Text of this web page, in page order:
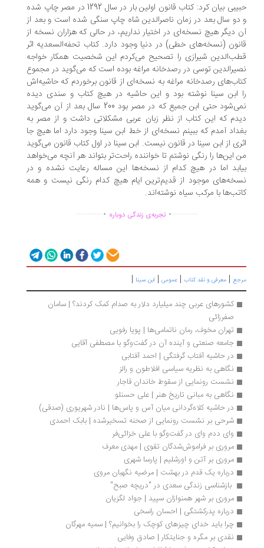
حبیبی بیان کرد: کتاب قانون اولین بار در سال 1292 در مصر چاپ شده
سال بعد در زمان ناصرالدین شاه چاپ سنگی شده است و بعد از
دیگر هیچ نسخه‌ای در اختیار نداریم، در حالی که هزاران نسخه از
(نسخه‌های خطی) در دنیا وجود دارد. کتاب تحفه‌السعدیه اثر
شیرازی را تصحیح می‌کردم این شخصیت همکار خواجه
توسی در رصدخانه مراغه بوده است که می‌گوید در مجموع
رصدخانه مراغه به نسخه‌ای از قانون برخوردم که حاشیه‌اش
ابن سینا نوشته بود و این حاشیه در هیچ کتاب و سندی دیده
نمی‌شود حتی ابن جمیع که در مصر بود 200 سال بعد از آن می‌گوید
که این کتاب از نظر زبان عربی مشکلاتی داشت و از مصر به
آمدم که ببینم نسخه‌ای از خط ابن سینا وجود دارد اما هیچ جا
از ابن سینا در قانون نیست. ابن سینا در اول کتاب قانون می‌گوید
این‌ها را رنگی نوشتم تا خواننده راحت‌تر بتواند هر آنچه می‌خواهد
اما در هیچ کدام از نسخه‌ها این مساله رعایت نشده و در
موجود از قدیم‌ترین ایام هیچ کدام رنگی نیست و همه
با مرکب سیاه نوشته‌اند.
............... .تجربه‌ی زندگی دوباره ...............
معرفی و نقد کتاب|عمومی| ابن سینا |
کشورهای عربی چند میلیارد دلار به صدام کمک کردند؟ | سامان
صفرزائی
تهران مخوف، رمان ناتمامی‌ها | پویا رفویی
جامعه صنعتی و آینده آن در گفت‌وگو با مصطفی آقایی
در حاشیه آفتاب گرفتگی | احمد آفتابی
نگاهی به نظریه سیاسی افلاطون و رالز
نشست رونمایی از سقوط خاندان قاجار
نگاهی به مبانی تاریخ هنر | علی حسنلو
در حاشیه کلاه‌گردانی میان آس‌ و پاس‌ها | نادر شهریوری (صدقی)
شرحی بر نشست رونمایی از صحنه تسخیرشده | بابک احمدی
وای ددم وای در گفت‌وگو با علی خزائی‌فر
مروری بر فراموش‌شدگان تقوی | مهدی معرف
مروری بر آتن و اورشلیم | پارسا شهری
درباره یک قدم در بهشت | مرضیه نگهبان مروی
بازشناسی زندگی سعدی در "دریچه صبح"
مروری بر شهر همنوازان سپید | جواد لگزیان
درباره پدرکشتگی | احسان راسخی
چرا باید خدای چیزهای کوچک را بخوانیم؟ | سمیه مهرگان
نقدی بر مگره و جنایتکار | صادق وفایی